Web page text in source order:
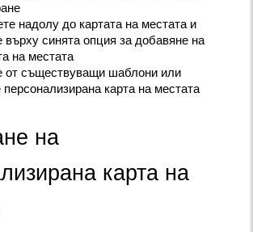
надолу до картата на местата и
върху синята опция за добавяне на
на местата
от съществуващи шаблони или
персонализирана карта на местата
на
карта на